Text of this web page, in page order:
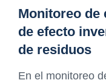
Monitoreo de
de efecto
de residuos
En el monitoreo